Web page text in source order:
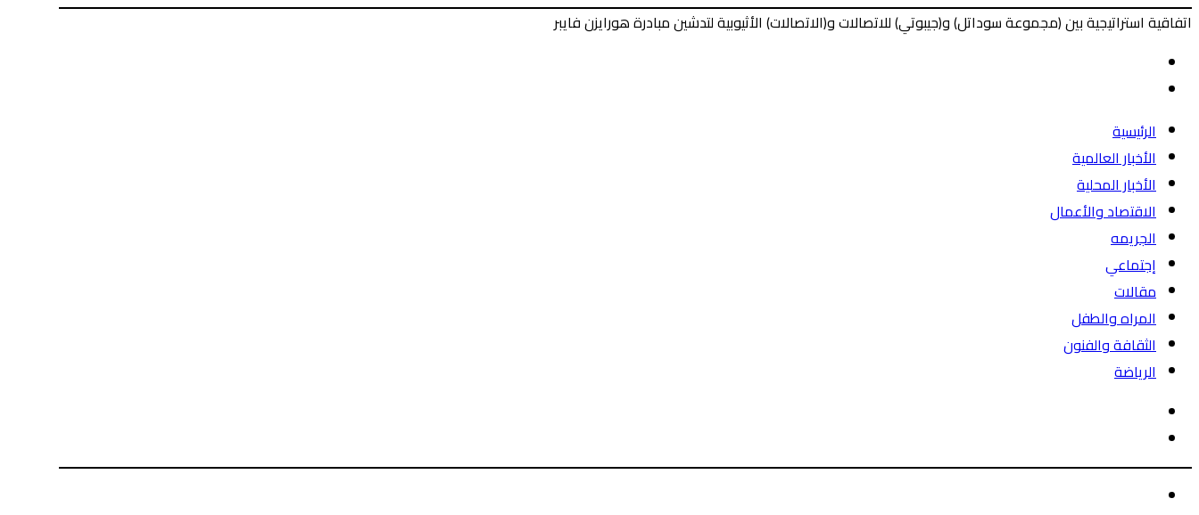
اتفاقية استراتيجية بين (مجموعة سوداتل) و(جيبوتي) للاتصالات و(الاتصالات) الأثيوبية لتدشين مبادرة هورايزن فايبر
الرئيسية
الأخبار العالمية
الأخبار المحلية
الاقتصاد والأعمال
الجريمه
إجتماعي
مقالات
المراه والطفل
الثقافة والفنون
الرياضة
عن